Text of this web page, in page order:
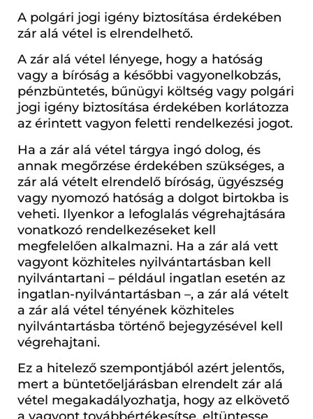
A polgári jogi igény biztosítása érdekében
zár alá vétel is elrendelhető.
A zár alá vétel lényege, hogy a hatóság
vagy a bíróság a későbbi vagyonelkobzás,
pénzbüntetés, bűnügyi költség vagy polgári
jogi igény biztosítása érdekében korlátozza
az érintett vagyon feletti rendelkezési jogot.
Ha a zár alá vétel tárgya ingó dolog, és
annak megőrzése érdekében szükséges, a
zár alá vételt elrendelő bíróság, ügyészség
vagy nyomozó hatóság a dolgot birtokba is
veheti. Ilyenkor a lefoglalás végrehajtására
vonatkozó rendelkezéseket kell
megfelelően alkalmazni. Ha a zár alá vett
vagyont közhiteles nyilvántartásban kell
nyilvántartani – például ingatlan esetén az
ingatlan-nyilvántartásban –, a zár alá vételt
a zár alá vétel tényének közhiteles
nyilvántartásba történő bejegyzésével kell
végrehajtani.
Ez a hitelező szempontjából azért jelentős,
mert a büntetőeljárásban elrendelt zár alá
vétel megakadályozhatja, hogy az elkövető